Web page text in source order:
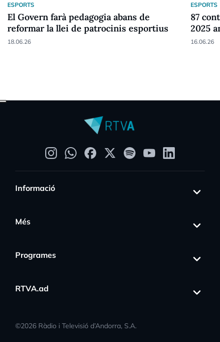
ESPORTS
El Govern farà pedagogia abans de
reformar la llei de patrocinis esportius
18.06.26
ESPORTS
87
2025
16.06.26
Informació
Més
Programes
RTVA.ad
©2026 Ràdio i Televisió d’Andorra, S.A.